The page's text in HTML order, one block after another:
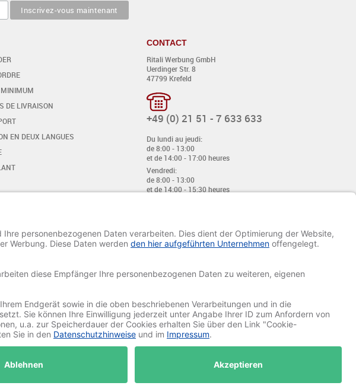
DE LIVRAISON
EN DEUX LANGUES
LE TEXTE
ORNEMENTS
ET CHARGER
CONTACT
Ritali Werbung GmbH
Uerdinger Str. 8
47799 Krefeld
+49 (0) 21 51 - 7 633 633
Du lundi au jeudi:
de 8:00 - 13:00
et de 14:00 - 17:00 heures
Vendredi:
de 8:00 - 13:00
et de 14:00 - 15:30 heures
Reserved.